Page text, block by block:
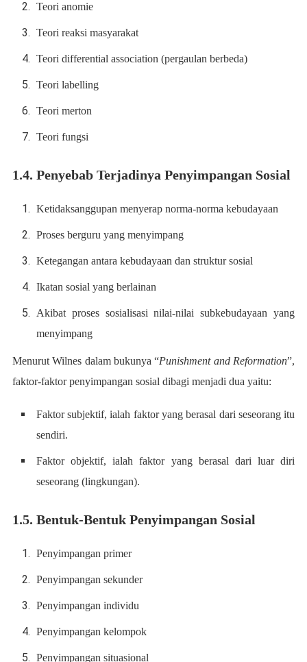
Teori anomie
Teori reaksi masyarakat
Teori differential association (pergaulan berbeda)
Teori labelling
Teori merton
Teori fungsi
1.4. Penyebab Terjadinya Penyimpangan Sosial
Ketidaksanggupan menyerap norma-norma kebudayaan
Proses berguru yang menyimpang
Ketegangan antara kebudayaan dan struktur sosial
Ikatan sosial yang berlainan
Akibat proses sosialisasi nilai-nilai subkebudayaan yang
menyimpang
Menurut Wilnes dalam bukunya “Punishment and Reformation”,
faktor-faktor penyimpangan sosial dibagi menjadi dua yaitu:
Faktor subjektif, ialah faktor yang berasal dari seseorang itu
sendiri.
Faktor objektif, ialah faktor yang berasal dari luar diri
seseorang (lingkungan).
1.5. Bentuk-Bentuk Penyimpangan Sosial
Penyimpangan primer
Penyimpangan sekunder
Penyimpangan individu
Penyimpangan kelompok
Penyimpangan situasional